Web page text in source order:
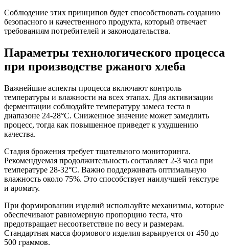
Соблюдение этих принципов будет способствовать созданию
безопасного и качественного продукта, который отвечает
требованиям потребителей и законодательства.
Параметры технологического процесса
при производстве ржаного хлеба
Важнейшие аспекты процесса включают контроль
температуры и влажности на всех этапах. Для активизации
ферментации соблюдайте температуру замеса теста в
диапазоне 24-28°C. Сниженное значение может замедлить
процесс, тогда как повышенное приведет к ухудшению
качества.
Стадия брожения требует тщательного мониторинга.
Рекомендуемая продолжительность составляет 2-3 часа при
температуре 28-32°C. Важно поддерживать оптимальную
влажность около 75%. Это способствует наилучшей текстуре
и аромату.
При формировании изделий используйте механизмы, которые
обеспечивают равномерную пропорцию теста, что
предотвращает несоответствие по весу и размерам.
Стандартная масса формового изделия варьируется от 450 до
500 граммов.